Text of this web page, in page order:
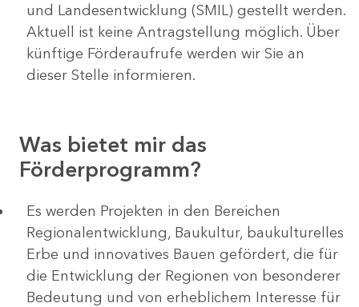
und Landesentwicklung (SMIL) gestellt werden.
Aktuell ist keine Antragstellung möglich. Über
künftige Förderaufrufe werden wir Sie an
dieser Stelle informieren.
Was bietet mir das
Förderprogramm?
Es werden Projekten in den Bereichen
Regionalentwicklung, Baukultur, baukulturelles
Erbe und innovatives Bauen gefördert, die für
die Entwicklung der Regionen von besonderer
Bedeutung und von erheblichem Interesse für